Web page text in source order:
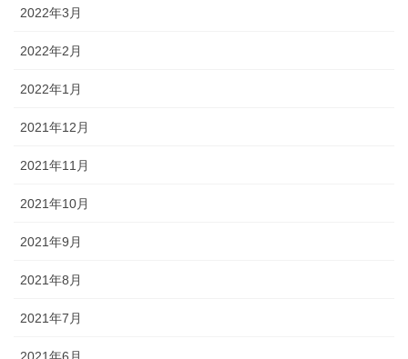
2022年3月
2022年2月
2022年1月
2021年12月
2021年11月
2021年10月
2021年9月
2021年8月
2021年7月